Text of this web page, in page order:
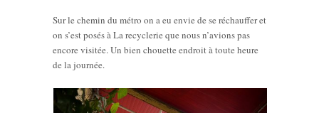
Sur le chemin du métro on a eu envie de se réchauffer et
on s’est posés à La recyclerie que nous n’avions pas
encore visitée. Un bien chouette endroit à toute heure
de la journée.